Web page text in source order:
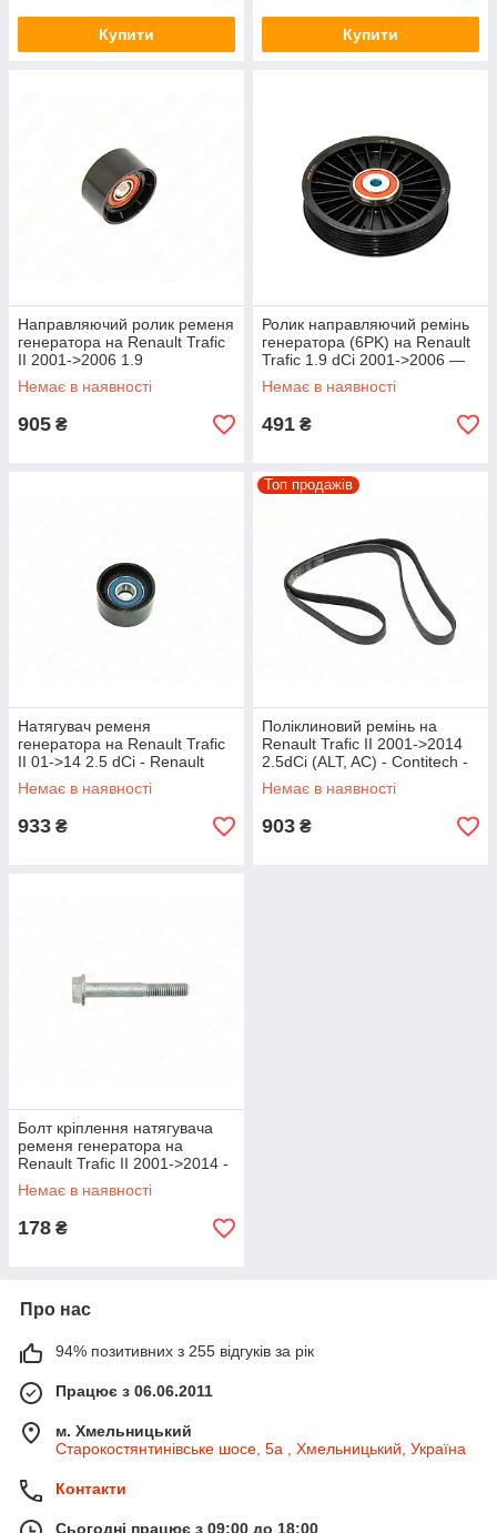
Купити Купити
Направляючий ролик ременя
генератора на Renault Trafic
II 2001->2006 1.9
dCi(+AC)+2.5 dCi — SNR -
GA355.06
Немає в наявності
905 ₴
Ролик направляючий ремінь
генератора (6PK) на Renault
Trafic 1.9 dCi 2001->2006 —
Caffaro (Польща) CFR89-98
Немає в наявності
491 ₴
Натягувач ременя
генератора на Renault Trafic
II 01->14 2.5 dCi - Renault
(Оригінал) БЕЗ УПАКОВКИ -
8200981266J
Немає в наявності
933 ₴
Топ продажів
Поліклиновий ремінь на
Renault Trafic II 2001->2014
2.5dCi (ALT, AC) - Contitech -
7PK1795
Немає в наявності
903 ₴
Болт кріплення натягувача
ременя генератора на
Renault Trafic II 2001->2014 -
Renault (Оригинал) -
7703002946
Немає в наявності
178 ₴
Про нас
94% позитивних з 255 відгуків за рік
Працює з 06.06.2011
м. Хмельницький
Старокостянтинівське шосе, 5а , Хмельницький, Україна
Контакти
Сьогодні працює з 09:00 до 18:00